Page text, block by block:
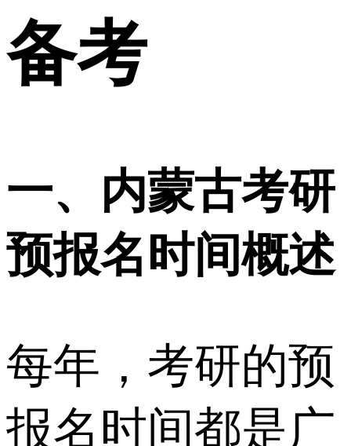
备考
一、内蒙古考研
预报名时间概述
每年，考研的预
报名时间都是广